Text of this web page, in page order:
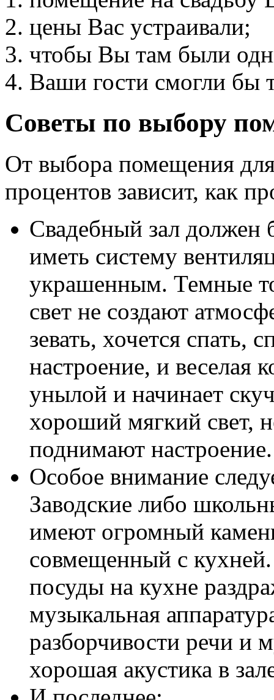
цены Вас устраивали;
чтобы Вы там были
Ваши гости смогли бы
Советы по выбору
От выбора помещения
процентов зависит, как
Свадебный зал должен
иметь систему
украшенным. Темные
свет не создают
зевать, хочется
настроение, и веселая
унылой и начинает
хороший мягкий свет,
поднимают настроение.
Особое внимание
Заводские либо
имеют огромный
совмещенный с
посуды на кухне
музыкальная
разборчивости речи и
хорошая акустика в